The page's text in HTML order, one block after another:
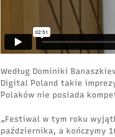
Według Dominiki
Digital Poland takie
Polaków nie posiada
„Festiwal w tym roku
października, a kończymy